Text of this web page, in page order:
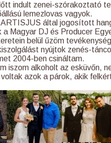
indult zenei-szórakoztató
lemezlovas vagyok.
által jogosított
a Magyar DJ és Producer
belül űzöm
nyújtok zenés-
2004-ben csináltam.
iszom alkoholt az esküvőn,
azok a párok, akik